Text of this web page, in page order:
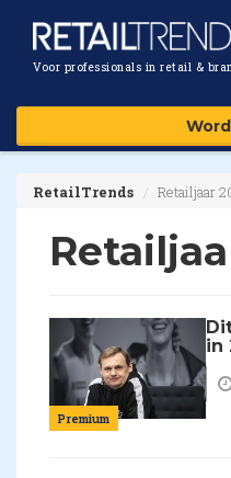
Voor professionals in retail &
RetailTrends Retailjaar
Premium
in